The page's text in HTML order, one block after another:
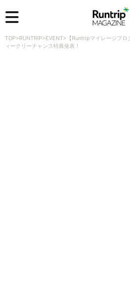
TOP>RUNTRIP>EVENT> 【Runtripマイレージプ
ィークリーチャンス特典発表！